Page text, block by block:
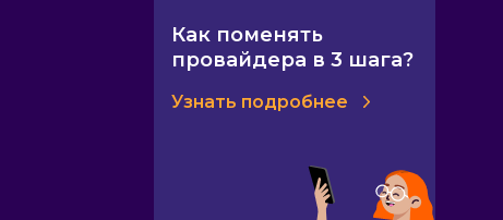
Как поменять
провайдера в 3 шага?
Узнать подробнее